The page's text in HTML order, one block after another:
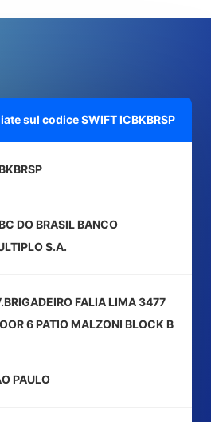
sul codice SWIFTICBKBRSP
DO BRASIL BANCO
S.A.
FALIA LIMA 3477
6 PATIO MALZONI BLOCK B
PAULO